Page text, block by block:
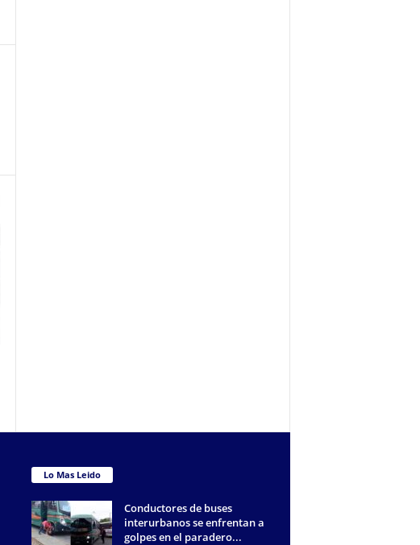
Lo Mas Leido
Conductores de buses
interurbanos se enfrentan a
golpes en el paradero...